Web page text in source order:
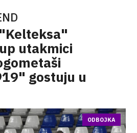
utakmici
gostuju u
ODBOJKA